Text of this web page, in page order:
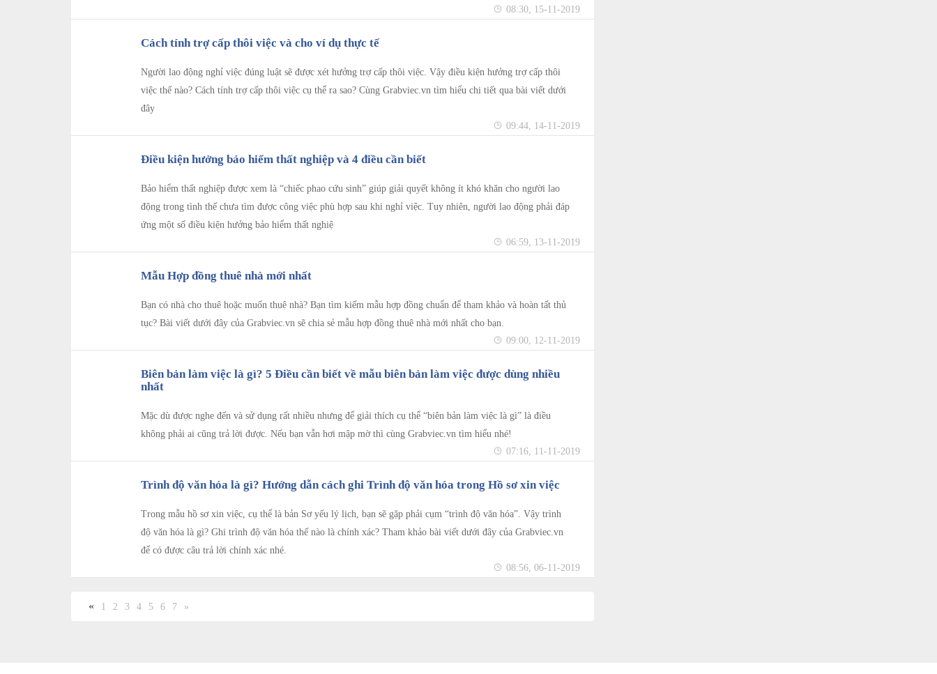
08:30, 15-11-2019
Cách tính trợ cấp thôi việc và cho ví dụ thực tế
Người lao động nghỉ việc đúng luật sẽ được xét hưởng trợ cấp thôi việc. Vậy điều kiện hưởng trợ cấp thôi
việc thế nào? Cách tính trợ cấp thôi việc cụ thể ra sao? Cùng Grabviec.vn tìm hiểu chi tiết qua bài viết dưới
đây
09:44, 14-11-2019
Điều kiện hưởng bảo hiểm thất nghiệp và 4 điều cần biết
Bảo hiểm thất nghiệp được xem là “chiếc phao cứu sinh” giúp giải quyết không ít khó khăn cho người lao
động trong tình thế chưa tìm được công việc phù hợp sau khi nghỉ việc. Tuy nhiên, người lao động phải đáp
ứng một số điều kiện hưởng bảo hiểm thất nghiệ
06:59, 13-11-2019
Mẫu Hợp đồng thuê nhà mới nhất
Bạn có nhà cho thuê hoặc muốn thuê nhà? Bạn tìm kiếm mẫu hợp đồng chuẩn để tham khảo và hoàn tất thủ
tục? Bài viết dưới đây của Grabviec.vn sẽ chia sẻ mẫu hợp đồng thuê nhà mới nhất cho bạn.
09:00, 12-11-2019
Biên bản làm việc là gì? 5 Điều cần biết về mẫu biên bản làm việc được dùng nhiều
nhất
Mặc dù được nghe đến và sử dụng rất nhiều nhưng để giải thích cụ thể “biên bản làm việc là gì” là điều
không phải ai cũng trả lời được. Nếu bạn vẫn hơi mập mờ thì cùng Grabviec.vn tìm hiểu nhé!
07:16, 11-11-2019
Trình độ văn hóa là gì? Hướng dẫn cách ghi Trình độ văn hóa trong Hồ sơ xin việc
Trong mẫu hồ sơ xin việc, cụ thể là bản Sơ yếu lý lịch, bạn sẽ gặp phải cụm “trình độ văn hóa”. Vậy trình
độ văn hóa là gì? Ghi trình độ văn hóa thế nào là chính xác? Tham khảo bài viết dưới đây của Grabviec.vn
để có được câu trả lời chính xác nhé.
08:56, 06-11-2019
« 1 2 3 4 5 6 7 »